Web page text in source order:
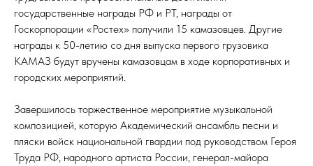
государственные награды РФ и РТ, награды от
Госкорпорации «Ростех» получили 15 камазовцев. Другие
награды к 50-летию со дня выпуска первого грузовика
КАМАЗ будут вручены камазовцам в ходе корпоративных и
городских мероприятий.
Завершилось торжественное мероприятие музыкальной
композицией, которую Академический ансамбль песни и
пляски войск национальной гвардии под руководством Героя
Труда РФ, народного артиста России, генерал-майора